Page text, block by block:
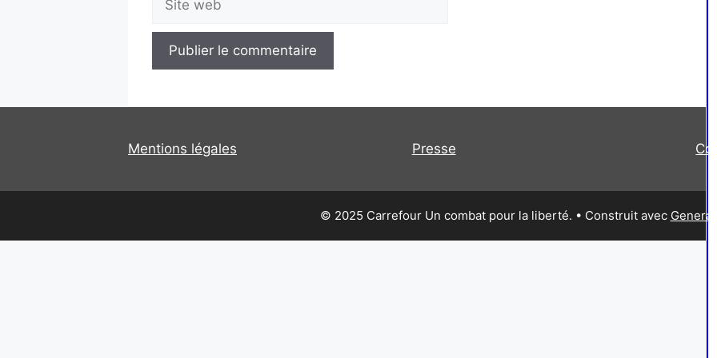
web
Mentions légales Presse
© 2025 Carrefour Un combat pour la liberté. • Construit avec